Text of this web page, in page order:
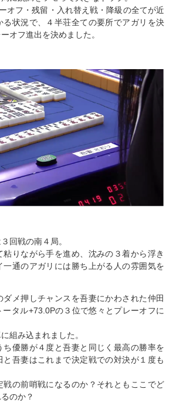
オフ・残留・入れ替え戦・降級の全てが近
る状況で、４半荘全ての要所でアガリを決
オフ進出を決めました。
回戦の南４局。
りながら手を進め、沈みの３着から浮き
一通のアガリには勝ち上がる人の雰囲気を
ダメ押しチャンスを吾妻にかわされた仲田
タル+73.0Pの３位で悠々とプレーオフに
組み込まれました。
ち優勝が４度と吾妻と同じく最高の勝率を
吾妻はこれまで決定戦での対決が１度も
戦の前哨戦になるのか？それともここでど
のか？